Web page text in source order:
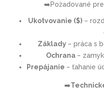
➡️Požadované
Ukotvovanie ($) –
Základy – práca s
Ochrana –
Prepájanie – ťahanie
➡️